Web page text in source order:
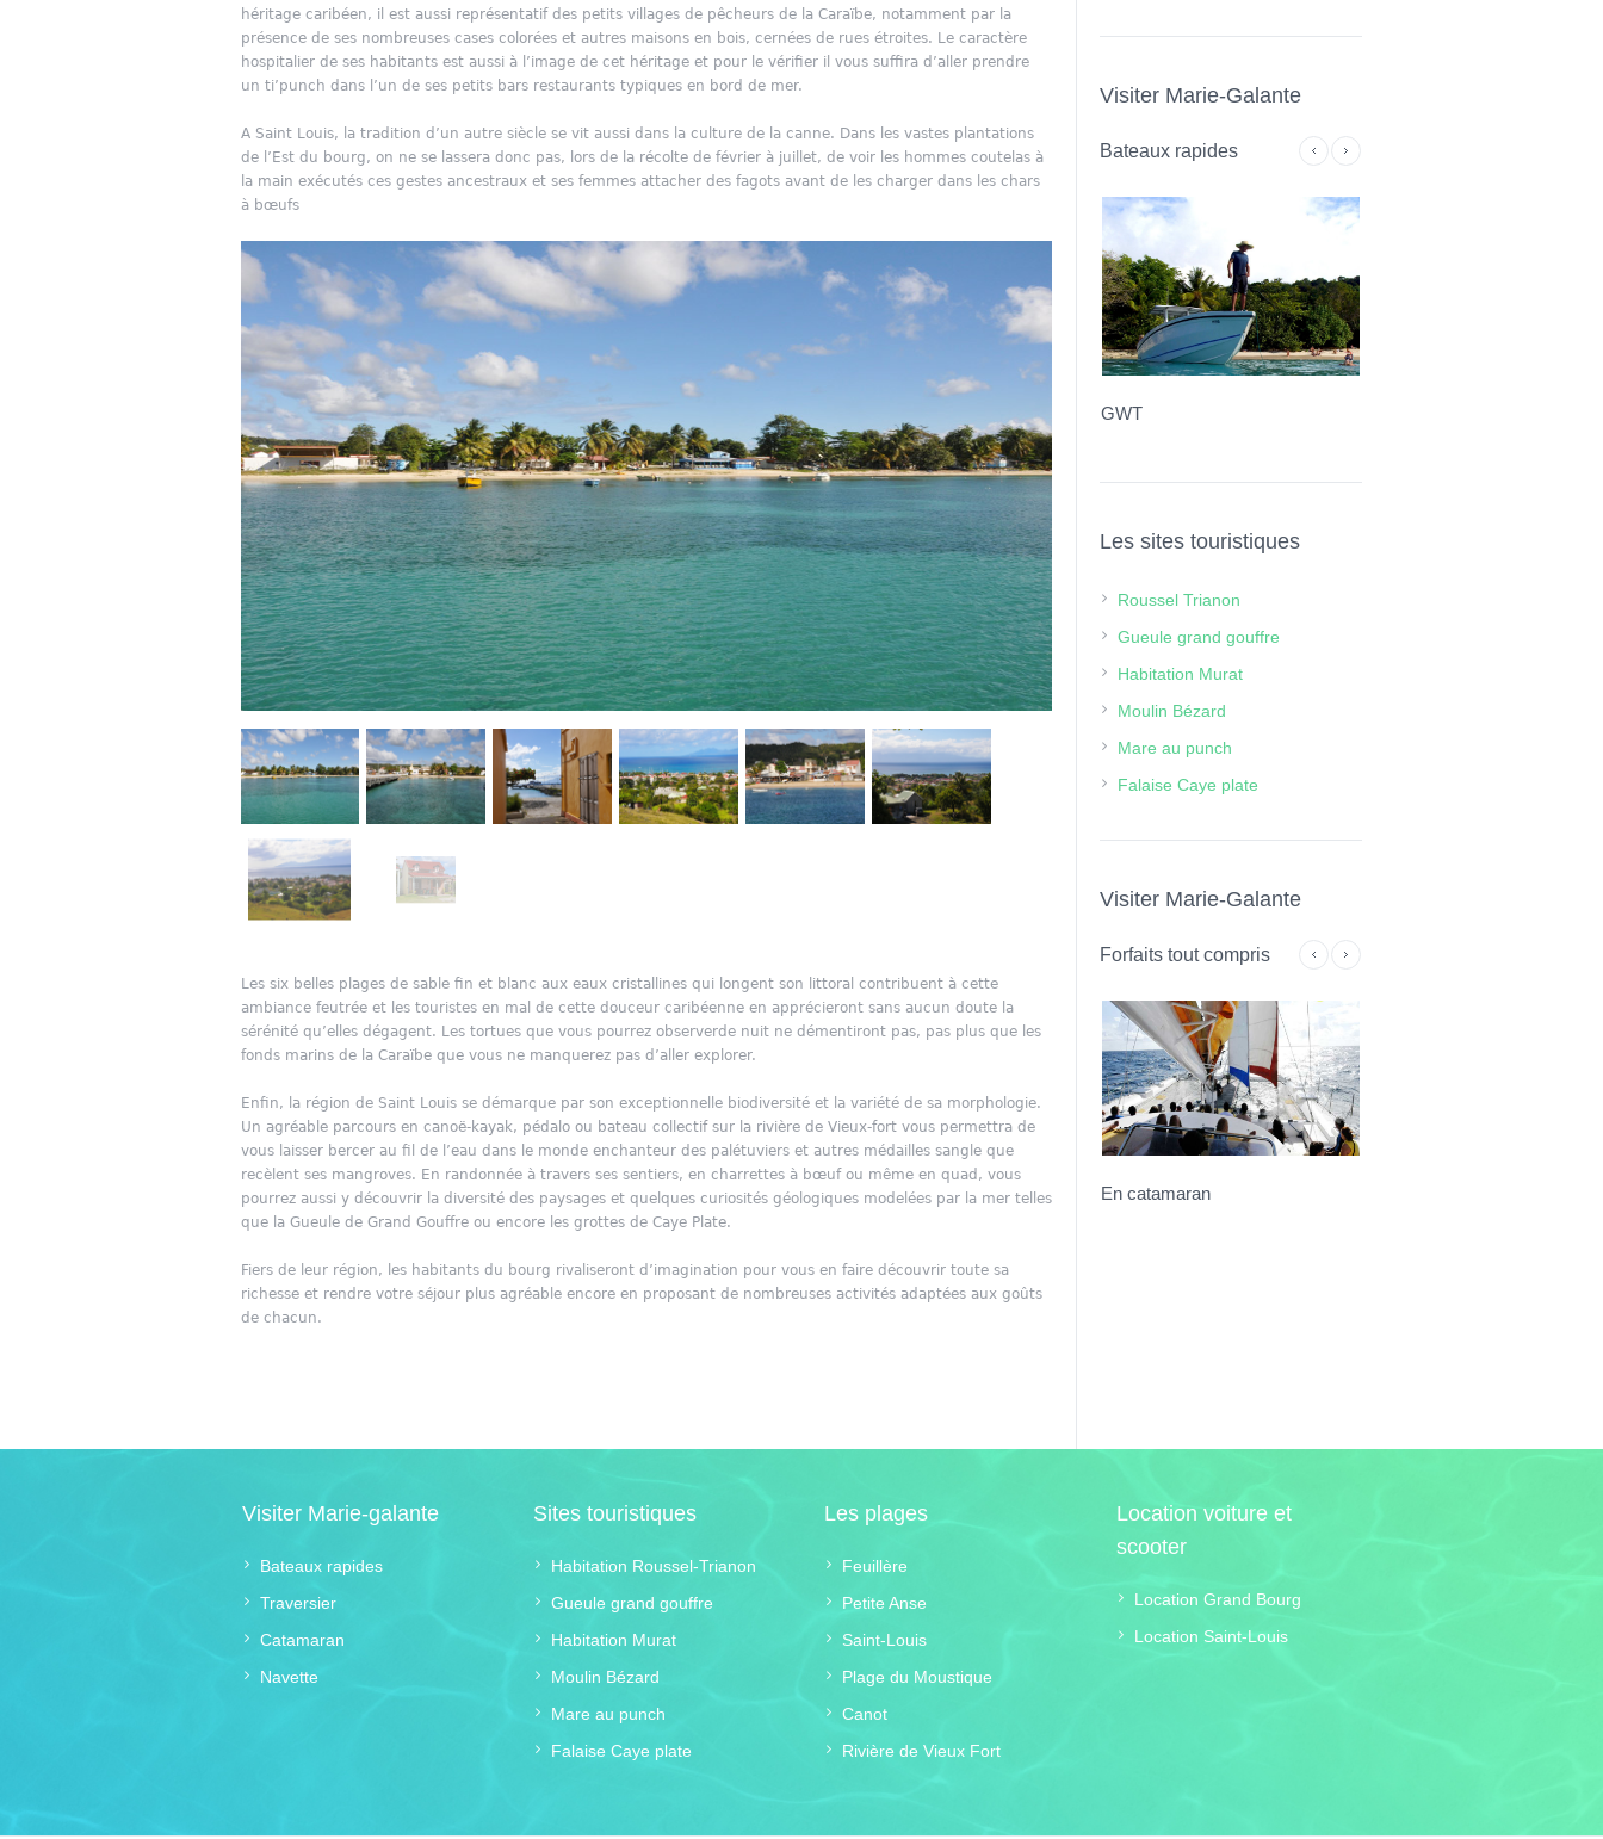
héritage caribéen, il est aussi représentatif des petits villages de pêcheurs de la Caraïbe, notamment par la
présence de ses nombreuses cases colorées et autres maisons en bois, cernées de rues étroites. Le caractère
hospitalier de ses habitants est aussi à l’image de cet héritage et pour le vérifier il vous suffira d’aller prendre
un ti’punch dans l’un de ses petits bars restaurants typiques en bord de mer.
A Saint Louis, la tradition d’un autre siècle se vit aussi dans la culture de la canne. Dans les vastes plantations
de l’Est du bourg, on ne se lassera donc pas, lors de la récolte de février à juillet, de voir les hommes coutelas à
la main exécutés ces gestes ancestraux et ses femmes attacher des fagots avant de les charger dans les chars
à bœufs
Les six belles plages de sable fin et blanc aux eaux cristallines qui longent son littoral contribuent à cette
ambiance feutrée et les touristes en mal de cette douceur caribéenne en apprécieront sans aucun doute la
sérénité qu’elles dégagent. Les tortues que vous pourrez observerde nuit ne démentiront pas, pas plus que les
fonds marins de la Caraïbe que vous ne manquerez pas d’aller explorer.
Enfin, la région de Saint Louis se démarque par son exceptionnelle biodiversité et la variété de sa morphologie.
Un agréable parcours en canoë-kayak, pédalo ou bateau collectif sur la rivière de Vieux-fort vous permettra de
vous laisser bercer au fil de l’eau dans le monde enchanteur des palétuviers et autres médailles sangle que
recèlent ses mangroves. En randonnée à travers ses sentiers, en charrettes à bœuf ou même en quad, vous
pourrez aussi y découvrir la diversité des paysages et quelques curiosités géologiques modelées par la mer telles
que la Gueule de Grand Gouffre ou encore les grottes de Caye Plate.
Fiers de leur région, les habitants du bourg rivaliseront d’imagination pour vous en faire découvrir toute sa
richesse et rendre votre séjour plus agréable encore en proposant de nombreuses activités adaptées aux goûts
de chacun.
Visiter Marie-Galante
Bateaux rapides
GWT
Les sites touristiques
Roussel Trianon
Gueule grand gouffre
Habitation Murat
Moulin Bézard
Mare au punch
Falaise Caye plate
Visiter Marie-Galante
Forfaits tout compris
En catamaran
Visiter Marie-galante
Bateaux rapides
Traversier
Catamaran
Navette
Sites touristiques
Habitation Roussel-Trianon
Gueule grand gouffre
Habitation Murat
Moulin Bézard
Mare au punch
Falaise Caye plate
Les plages
Feuillère
Petite Anse
Saint-Louis
Plage du Moustique
Canot
Rivière de Vieux Fort
Location voiture et
scooter
Location Grand Bourg
Location Saint-Louis